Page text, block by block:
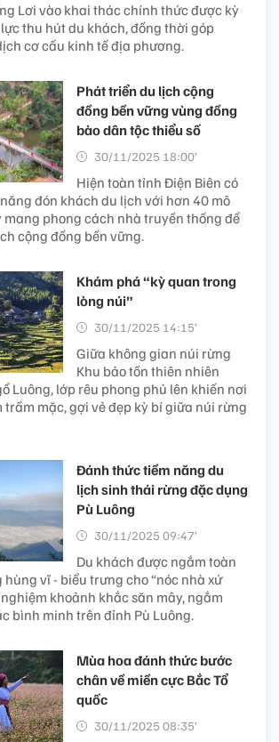
Lơi vào khai thác chính thức được kỳ
thu hút du khách, đồng thời góp
cơ cấu kinh tế địa phương.
Phát triển du lịch cộng
đồng bền vững vùng đồng
bào dân tộc thiểu số
30/11/2025 18:00’
Hiện toàn tỉnh Điện Biên có
đón khách du lịch với hơn 40 mô
mang phong cách nhà truyền thống để
cộng đồng bền vững.
Khám phá “kỳ quan trong
lòng núi”
30/11/2025 14:15’
Giữa không gian núi rừng
Khu bảo tồn thiên nhiên
Luông, lớp rêu phong phủ lên khiến nơi
trầm mặc, gợi vẻ đẹp kỳ bí giữa núi rừng
Đánh thức tiềm năng du
lịch sinh thái rừng đặc dụng
Pù Luông
30/11/2025 09:47’
Du khách được ngắm toàn
hùng vĩ - biểu trưng cho “nóc nhà xứ
khoảnh khắc săn mây, ngắm
bình minh trên đỉnh Pù Luông.
Mùa hoa đánh thức bước
chân về miền cực Bắc Tổ
quốc
30/11/2025 08:35’